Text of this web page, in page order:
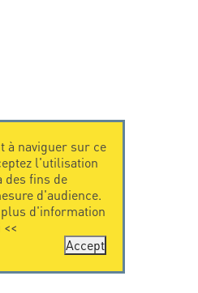
à naviguer sur ce
l'utilisation
des fins de
d'audience.
d'information
<<
Accept